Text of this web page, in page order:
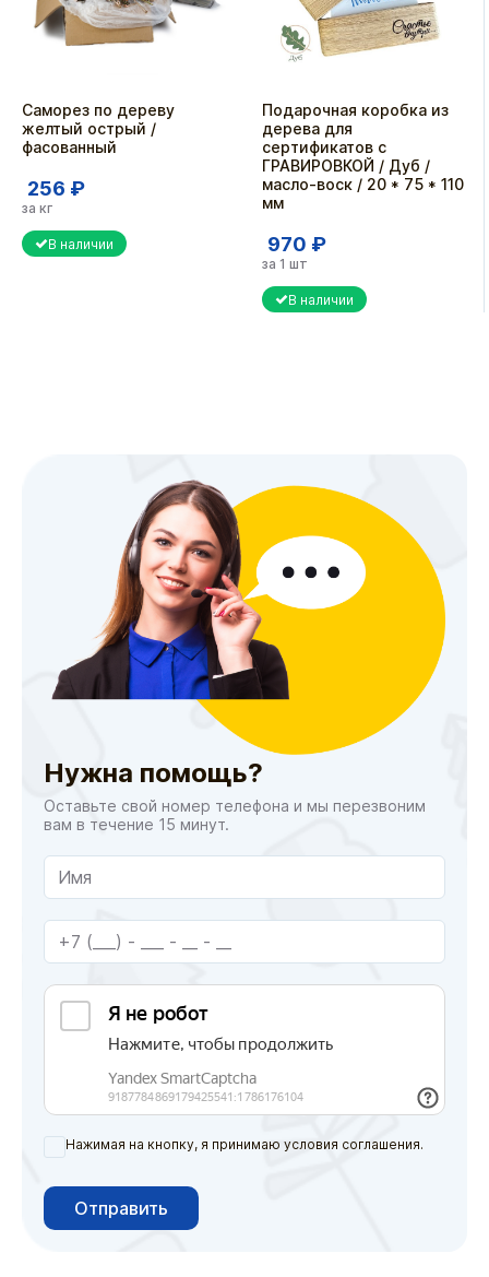
Саморез по дереву
желтый острый /
фасованный
256 ₽
за кг
В наличии
Подарочная коробка из
дерева для
сертификатов с
ГРАВИРОВКОЙ / Дуб /
масло-воск / 20 * 75 * 110
мм
970 ₽
за 1 шт
В наличии
Нужна помощь?
Оставьте свой номер телефона и мы перезвоним
вам в течение 15 минут.
Нажимая на кнопку, я принимаю условия соглашения.
Отправить